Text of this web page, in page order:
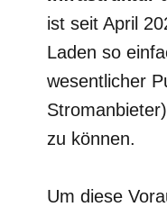
ist seit April
Laden so
wesentlicher
zu können.
Um diese